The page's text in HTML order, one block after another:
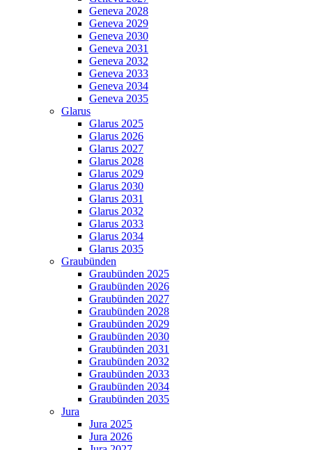
Geneva 2028
Geneva 2029
Geneva 2030
Geneva 2031
Geneva 2032
Geneva 2033
Geneva 2034
Geneva 2035
Glarus
Glarus 2025
Glarus 2026
Glarus 2027
Glarus 2028
Glarus 2029
Glarus 2030
Glarus 2031
Glarus 2032
Glarus 2033
Glarus 2034
Glarus 2035
Graubünden
Graubünden 2025
Graubünden 2026
Graubünden 2027
Graubünden 2028
Graubünden 2029
Graubünden 2030
Graubünden 2031
Graubünden 2032
Graubünden 2033
Graubünden 2034
Graubünden 2035
Jura
Jura 2025
Jura 2026